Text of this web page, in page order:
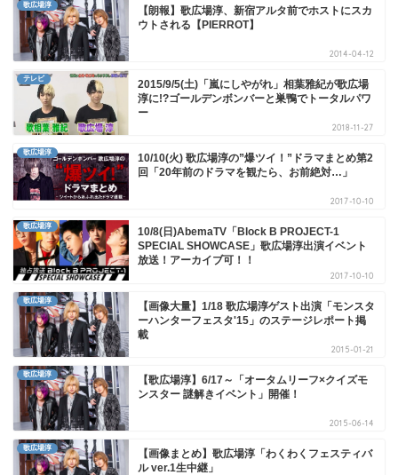
歌広場淳
【朗報】歌広場淳、新宿アルタ前でホストにスカ
ウトされる【PIERROT】
2014-04-12
テレビ
2015/9/5(土)「嵐にしやがれ」相葉雅紀が歌広場
淳に!?ゴールデンボンバーと巣鴨でトータルパワ
ー
2018-11-27
歌広場淳
10/10(火) 歌広場淳の”爆ツイ！”ドラマまとめ第2
回「20年前のドラマを観たら、お前絶対…」
2017-10-10
歌広場淳
10/8(日)AbemaTV「Block B PROJECT-1
SPECIAL SHOWCASE」歌広場淳出演イベント
放送！アーカイブ可！！
2017-10-10
歌広場淳
【画像大量】1/18 歌広場淳ゲスト出演「モンスタ
ーハンターフェスタ'15」のステージレポート掲
載
2015-01-21
歌広場淳
【歌広場淳】6/17～「オータムリーフ×クイズモ
ンスター 謎解きイベント」開催！
2015-06-14
歌広場淳
【画像まとめ】歌広場淳「わくわくフェスティバ
ル ver.1生中継」